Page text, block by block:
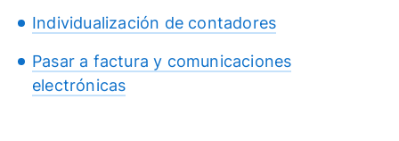
Individualización de contadores
Pasar a factura y comunicaciones
electrónicas